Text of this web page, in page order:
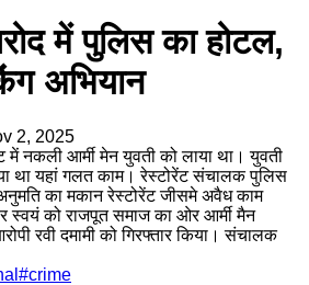
में पुलिस का होटल,
अभियान
2, 2025
में नकली आर्मी मेन युवती को लाया था। युवती
था यहां गलत काम। रेस्टोरेंट संचालक पुलिस
का मकान रेस्टोरेंट जीसमे अवैध काम
स्वयं को राजपूत समाज का ओर आर्मी मैन
रवी दमामी को गिरफ्तार किया। संचालक
#crime